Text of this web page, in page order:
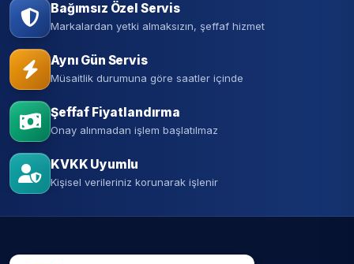
Bağımsız Özel Servis
Markalardan yetki almaksızın, şeffaf hizmet
Aynı Gün Servis
Müsaitlik durumuna göre saatler içinde
Şeffaf Fiyatlandırma
Onay alınmadan işlem başlatılmaz
KVKK Uyumlu
Kişisel verileriniz korunarak işlenir